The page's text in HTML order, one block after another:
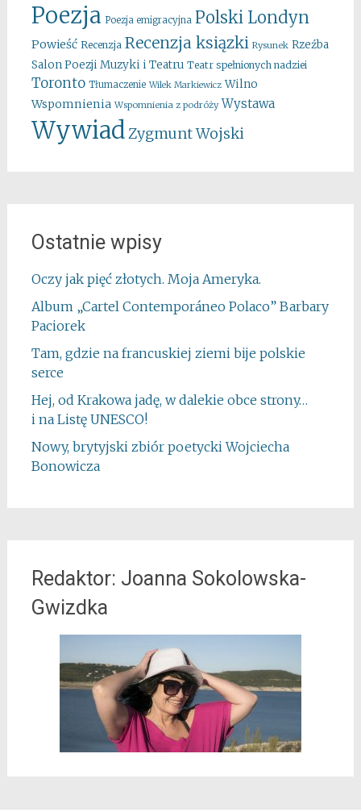
Poezja Poezja emigracyjna Polski Londyn
Powieść Recenzja Recenzja ksiązki Rysunek Rzeźba
Salon Poezji Muzyki i Teatru Teatr spełnionych nadziei
Toronto Tłumaczenie Wilek Markiewicz Wilno
Wspomnienia Wspomnienia z podróży Wystawa
WywiadZygmunt Wojski
Ostatnie wpisy
Oczy jak pięć złotych. Moja Ameryka.
Album „Cartel Contemporáneo Polaco” Barbary
Paciorek
Tam, gdzie na francuskiej ziemi bije polskie
serce
Hej, od Krakowa jadę, w dalekie obce strony…
i na Listę UNESCO!
Nowy, brytyjski zbiór poetycki Wojciecha
Bonowicza
Redaktor: Joanna Sokolowska-
Gwizdka